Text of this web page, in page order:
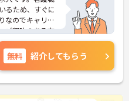
るため、すぐに
なのでキャリア
ご興味のある方
に詳細をご案内
！
無料 紹介してもらう